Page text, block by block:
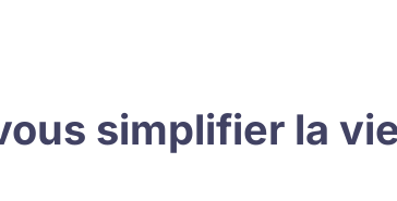
simplifier la